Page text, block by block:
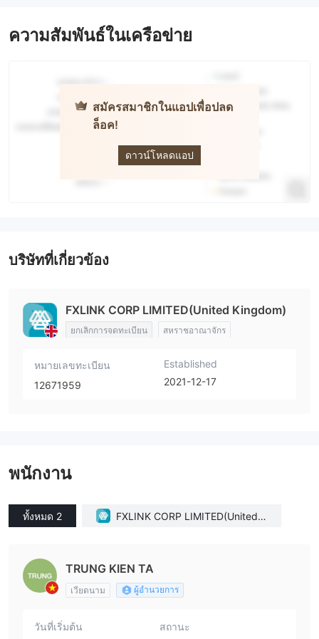
ความสัมพันธ์ในเครือข่าย
สมัครสมาชิกในแอปเพื่อปลด
ล็อค!
ดาวน์โหลดแอป
บริษัทที่เกี่ยวข้อง
FXLINK CORP LIMITED(United Kingdom)
ยกเลิกการจดทะเบียน สหราชอาณาจักร
หมายเลขทะเบียน
12671959
Established
2021-12-17
พนักงาน
ทั้งหมด 2
FXLINK CORP LIMITED(United K
TRUNG KIEN TA
เวียดนาม ผู้อำนวยการ
วันที่เริ่มต้น
สถานะ